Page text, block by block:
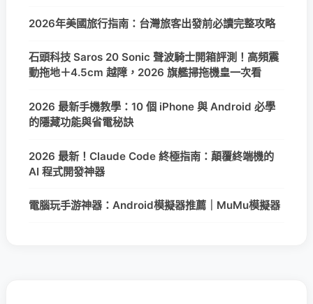
2026年美國旅行指南：台灣旅客出發前必讀完整攻略
石頭科技 Saros 20 Sonic 聲波騎士開箱評測！高頻震
動拖地＋4.5cm 越障，2026 旗艦掃拖機皇一次看
2026 最新手機教學：10 個 iPhone 與 Android 必學
的隱藏功能與省電秘訣
2026 最新！Claude Code 終極指南：顛覆終端機的
AI 程式開發神器
電腦玩手游神器：Android模擬器推薦｜MuMu模擬器